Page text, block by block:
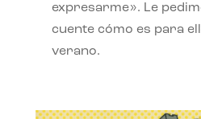
expresarme». Le
cuente cómo es para
verano.